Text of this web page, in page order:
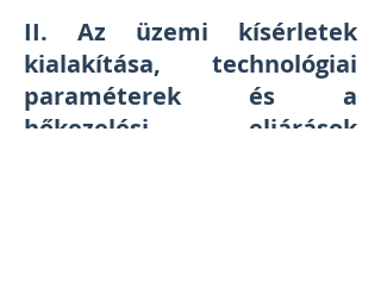
II. Az üzemi kísérletek
kialakítása, technológiai
paraméterek és a
hőkezelési eljárások